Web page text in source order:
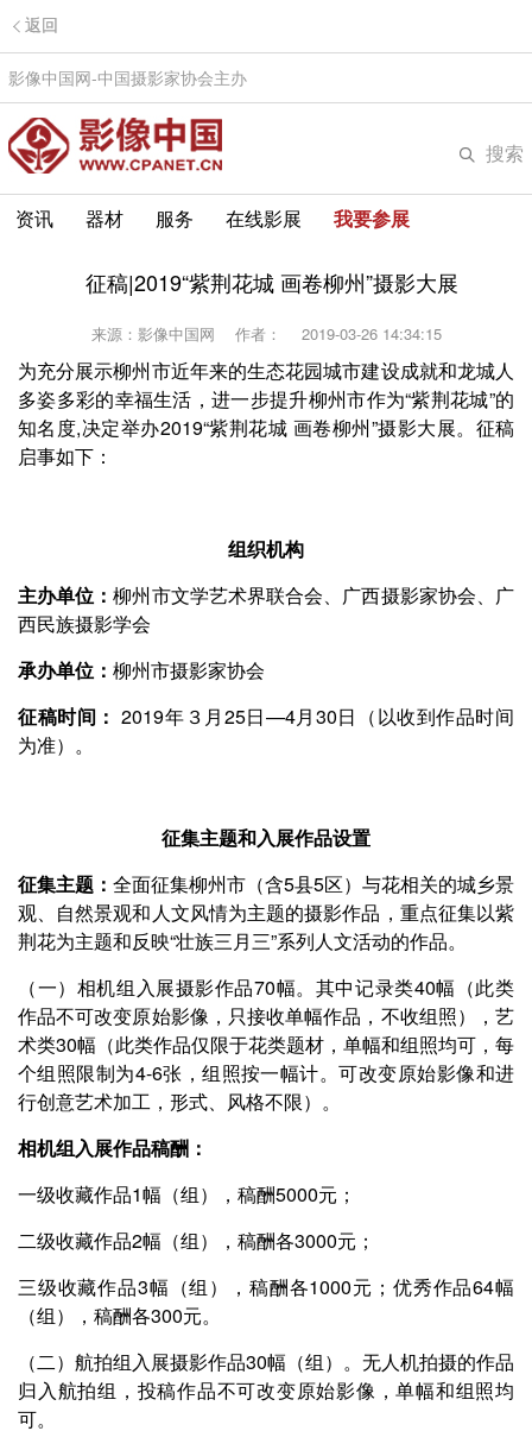
返回
影像中国网-中国摄影家协会主办
搜索
资讯 器材 服务 在线影展 我要参展
征稿|2019“紫荆花城 画卷柳州”摄影大展
来源：影像中国网 作者： 2019-03-26 14:34:15
为充分展示柳州市近年来的生态花园城市建设成就和龙城人
多姿多彩的幸福生活，进一步提升柳州市作为“紫荆花城”的
知名度,决定举办2019“紫荆花城 画卷柳州”摄影大展。征稿
启事如下：
组织机构
主办单位：柳州市文学艺术界联合会、广西摄影家协会、广
西民族摄影学会
承办单位： 柳州市摄影家协会
征稿时间： 2019年３月25日—4月30日（以收到作品时间
为准）。
征集主题和入展作品设置
征集主题： 全面征集柳州市（含5县5区）与花相关的城乡景
观、自然景观和人文风情为主题的摄影作品，重点征集以紫
荆花为主题和反映“壮族三月三”系列人文活动的作品。
（一）相机组入展摄影作品70幅。其中记录类40幅（此类
作品不可改变原始影像，只接收单幅作品，不收组照），艺
术类30幅（此类作品仅限于花类题材，单幅和组照均可，每
个组照限制为4-6张，组照按一幅计。可改变原始影像和进
行创意艺术加工，形式、风格不限）。
相机组入展作品稿酬：
一级收藏作品1幅（组），稿酬5000元；
二级收藏作品2幅（组），稿酬各3000元；
三级收藏作品3幅（组），稿酬各1000元；优秀作品64幅
（组），稿酬各300元。
（二）航拍组入展摄影作品30幅（组）。无人机拍摄的作品
归入航拍组，投稿作品不可改变原始影像，单幅和组照均
可。